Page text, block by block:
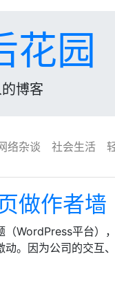
花园
博客
络杂谈 社会生活
做作者墙
（WordPress平台）
动。因为公司的交互